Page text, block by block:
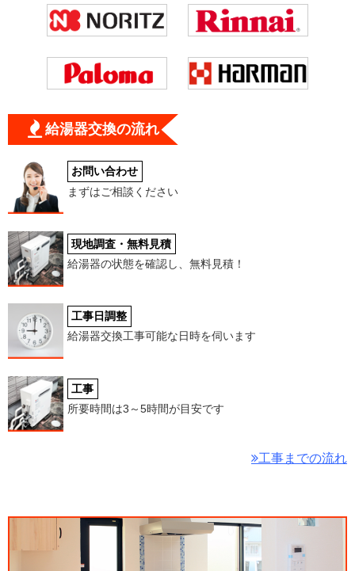
給湯器交換の流れ
お問い合わせ
まずはご相談ください
現地調査・無料見積
給湯器の状態を確認し、無料見積！
工事日調整
給湯器交換工事可能な日時を伺います
工事
所要時間は3～5時間が目安です
工事までの流れ